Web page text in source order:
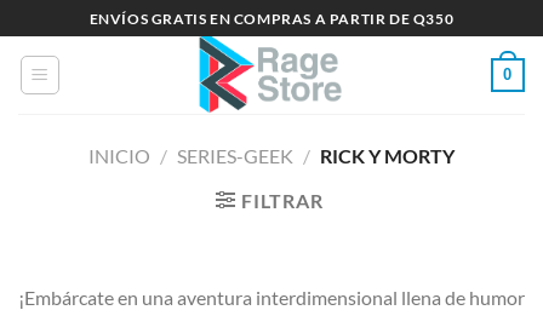
al
contenido
ENVÍOS GRATIS EN COMPRAS A PARTIR DE Q350
0
INICIO / SERIES-GEEK / RICK Y MORTY
FILTRAR
¡Embárcate en una aventura interdimensional llena de humor